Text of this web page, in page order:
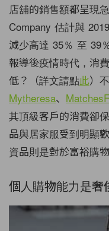
店舖的銷售額都呈現
Company 估計與
減少高達 35％ 至 39
報導後疫情時代，消
低？（詳文請點此）
Mytheresa、
其頂級客戶的消費卻
品與居家服受到明顯
資品則是對於富裕購
個人購物能力是奢